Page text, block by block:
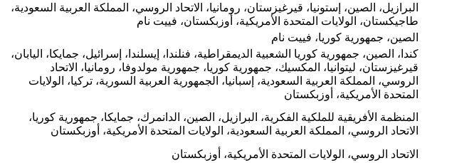
البرازيل، الصين، إستونيا، قيرغيزستان، رومانيا، الاتحاد الروسي، المملكة العربية السعودية،
طاجيكستان، الولايات المتحدة الأمريكية، أوزبكستان، فييت نام
الصين، جمهورية كوريا، فييت نام
كندا، الصين، جمهورية كوريا الشعبية الديمقراطية، فنلندا، إيسلندا، إسرائيل، جمايكا، اليابان،
قيرغيزستان، ليتوانيا، المكسيك، جمهورية كوريا، جمهورية مولدوفا، رومانيا، الاتحاد
الروسي، المملكة العربية السعودية، إسبانيا، الجمهورية العربية السورية، تركيا، الولايات
المتحدة الأمريكية، أوزبكستان
المنظمة الأفريقية للملكية الفكرية، البرازيل، الصين، الدانمرك، جمايكا، جمهورية كوريا،
الاتحاد الروسي، المملكة العربية السعودية، الولايات المتحدة الأمريكية، أوزبكستان
الاتحاد الروسي، الولايات المتحدة الأمريكية، أوزبكستان